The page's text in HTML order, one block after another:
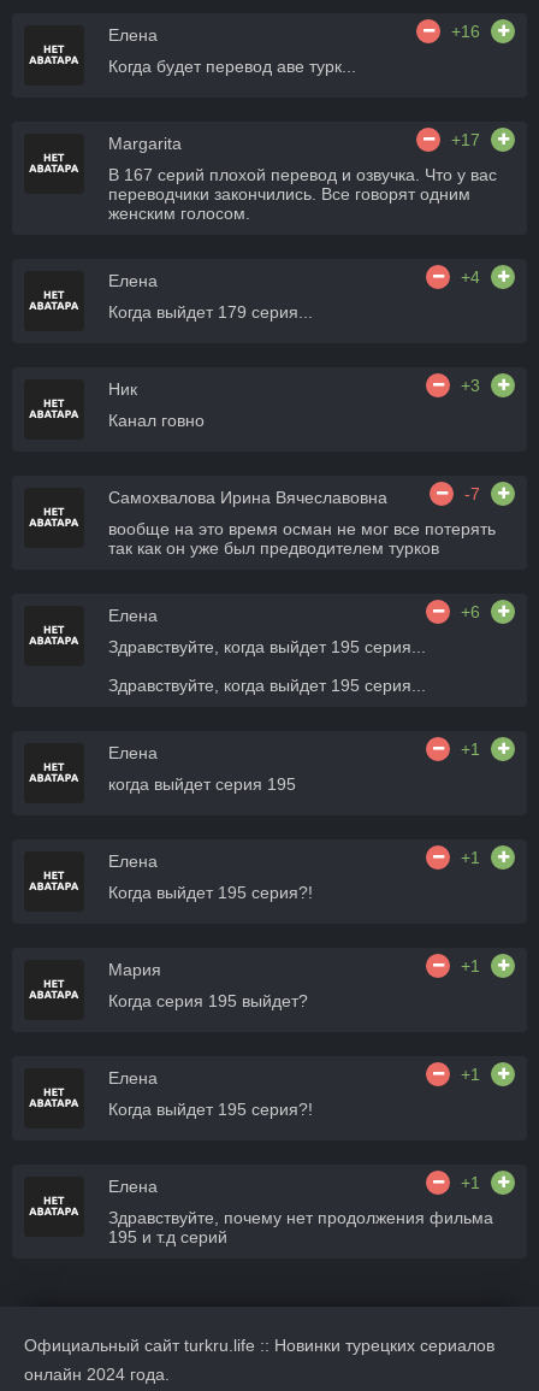
Елена
+16
Когда будет перевод аве турк...
Margarita
+17
В 167 серий плохой перевод и озвучка. Что у вас
переводчики закончились. Все говорят одним
женским голосом.
Елена
+4
Когда выйдет 179 серия...
Ник
+3
Канал говно
Самохвалова Ирина Вячеславовна
-7
вообще на это время осман не мог все потерять
так как он уже был предводителем турков
Елена
+6
Здравствуйте, когда выйдет 195 серия...
Здравствуйте, когда выйдет 195 серия...
Елена
+1
когда выйдет серия 195
Елена
+1
Когда выйдет 195 серия?!
Мария
+1
Когда серия 195 выйдет?
Елена
+1
Когда выйдет 195 серия?!
Елена
+1
Здравствуйте, почему нет продолжения фильма
195 и т.д серий
Официальный сайт turkru.life :: Новинки турецких сериалов
онлайн 2024 года.